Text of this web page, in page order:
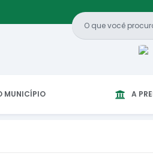
MUNICÍPIO A